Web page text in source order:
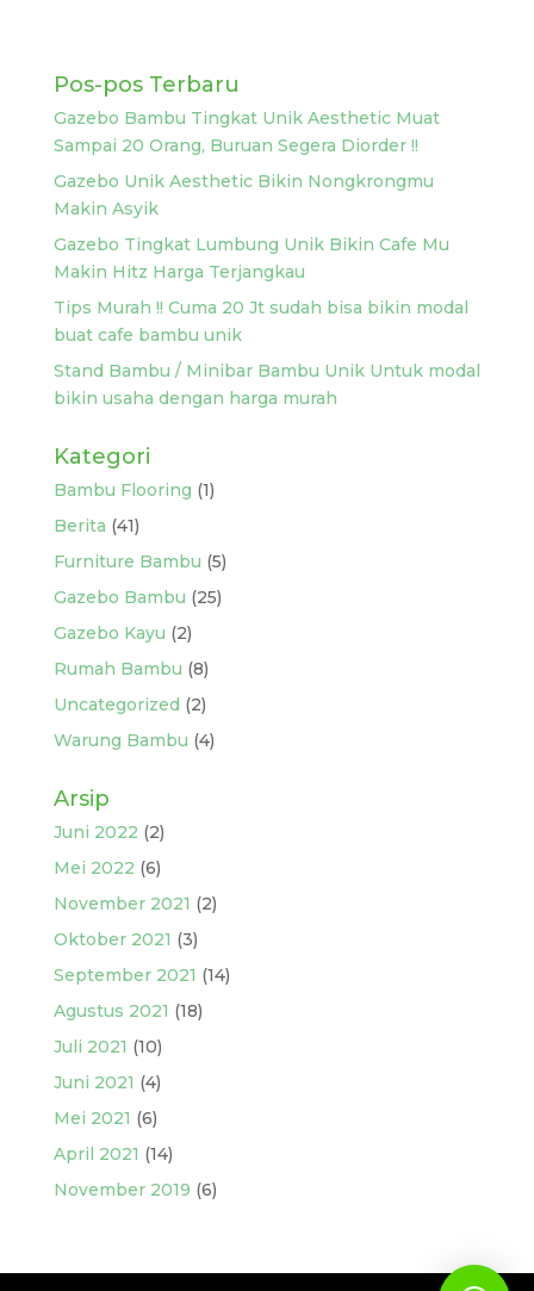
Pos-pos Terbaru
Gazebo Bambu Tingkat Unik Aesthetic Muat
Sampai 20 Orang, Buruan Segera Diorder !!
Gazebo Unik Aesthetic Bikin Nongkrongmu
Makin Asyik
Gazebo Tingkat Lumbung Unik Bikin Cafe Mu
Makin Hitz Harga Terjangkau
Tips Murah !! Cuma 20 Jt sudah bisa bikin modal
buat cafe bambu unik
Stand Bambu / Minibar Bambu Unik Untuk modal
bikin usaha dengan harga murah
Kategori
Bambu Flooring (1)
Berita (41)
Furniture Bambu (5)
Gazebo Bambu (25)
Gazebo Kayu (2)
Rumah Bambu (8)
Uncategorized (2)
Warung Bambu (4)
Arsip
Juni 2022 (2)
Mei 2022 (6)
November 2021 (2)
Oktober 2021 (3)
September 2021 (14)
Agustus 2021 (18)
Juli 2021 (10)
Juni 2021 (4)
Mei 2021 (6)
April 2021 (14)
November 2019 (6)